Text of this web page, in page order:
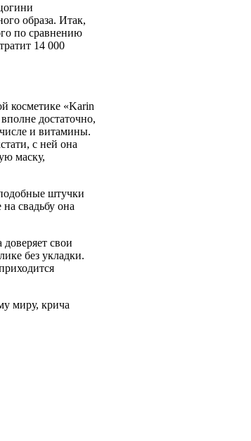
образа. Итак,
по сравнению
14 000
косметике «Karin
достаточно,
и витамины.
с ней она
маску,
штучки
свадьбу она
свои
без укладки.
миру, крича